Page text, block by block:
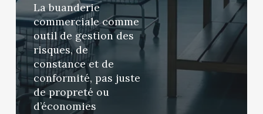
La buanderie
commerciale comme
outil de gestion des
risques, de
constance et de
conformité, pas juste
de propreté ou
d’économies